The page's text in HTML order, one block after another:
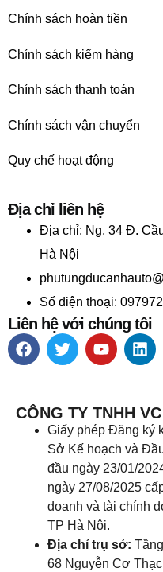
Chính sách hoàn tiền
Chính sách kiểm hàng
Chính sách thanh toán
Chính sách vận chuyển
Quy chế hoạt động
Địa chỉ liên hệ
Địa chỉ: Ng. 34 Đ.
Hà Nội
Số điện thoại:
Liên hệ với chúng tôi
CÔNG TY TNHH
Giấy phép Đăng ký
Sở Kế hoạch và
đầu ngày 23/01/
ngày 27/08/2025
doanh và tài chính
TP Hà Nội.
Địa chỉ trụ sở:
68 Nguyễn Cơ